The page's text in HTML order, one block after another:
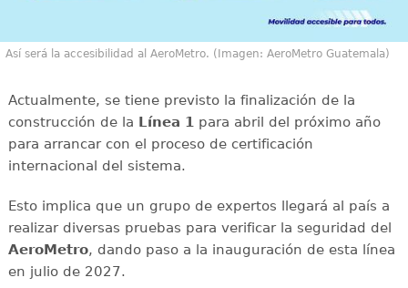
Así será la accesibilidad al AeroMetro. (Imagen: AeroMetro Guatemala)
Actualmente, se tiene previsto la finalización de la
construcción de la Línea 1para abril del próximo año
para arrancar con el proceso de certificación
internacional del sistema.
Esto implica que un grupo de expertos llegará al país a
realizar diversas pruebas para verificar la seguridad del
AeroMetro, dando paso a la inauguración de esta línea
en julio de 2027.